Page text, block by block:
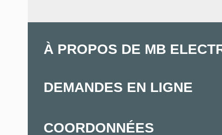
À PROPOS DE MB
DEMANDES EN LIGNE
COORDONNÉES